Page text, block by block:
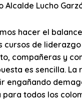
Lucho
hacer el
cursos de
compañeras y
es sencilla.
engañando
para todos los